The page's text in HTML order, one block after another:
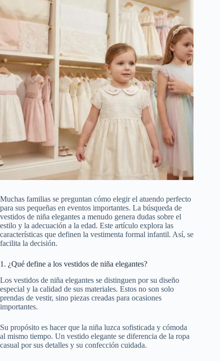
Muchas familias se preguntan cómo elegir el atuendo perfecto
para sus pequeñas en eventos importantes. La búsqueda de
vestidos de niña elegantes a menudo genera dudas sobre el
estilo y la adecuación a la edad. Este artículo explora las
características que definen la vestimenta formal infantil. Así, se
facilita la decisión.
1. ¿Qué define a los vestidos de niña elegantes?
Los vestidos de niña elegantes se distinguen por su diseño
especial y la calidad de sus materiales. Estos no son solo
prendas de vestir, sino piezas creadas para ocasiones
importantes.
Su propósito es hacer que la niña luzca sofisticada y cómoda
al mismo tiempo. Un vestido elegante se diferencia de la ropa
casual por sus detalles y su confección cuidada.